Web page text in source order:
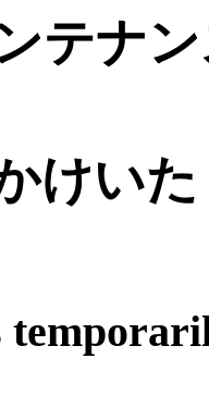
テナ
けい